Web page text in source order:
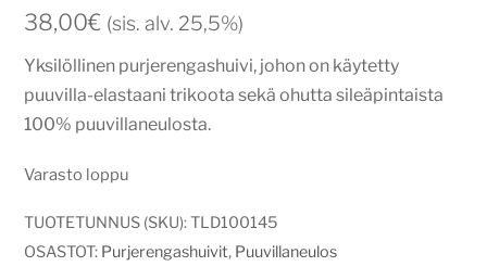
38,00€ (sis. alv. 25,5%)
Yksilöllinen purjerengashuivi, johon on käytetty
puuvilla-elastaani trikoota sekä ohutta sileäpintaista
100% puuvillaneulosta.
Varasto loppu
TUOTETUNNUS (SKU):TLD100145
OSASTOT: Purjerengashuivit, Puuvillaneulos